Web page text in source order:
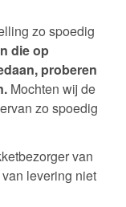
zo spoedig
die op
proberen
Mochten wij de
zo spoedig
van
levering niet